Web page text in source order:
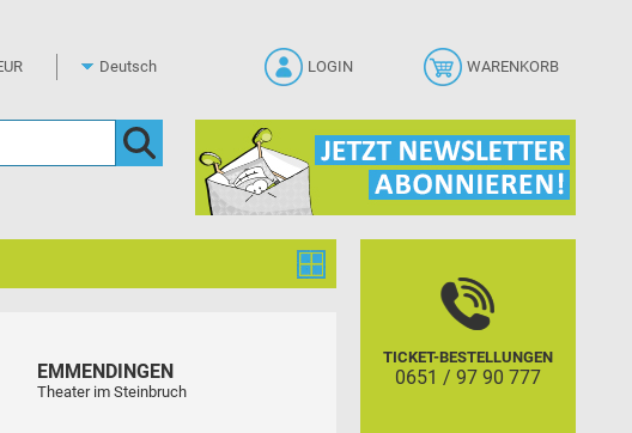
EMMENDINGEN
Theater im Steinbruch
TICKET-BESTELLUNGEN
0651 / 97 90 777
WARENKORB
LOGIN